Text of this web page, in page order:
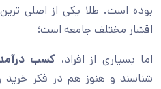
بوده است. طلا یکی از اصلی
اقشار مختلف جامعه است؛
اما بسیاری از افراد، کسب درآمد
شناسند و هنوز هم در فکر